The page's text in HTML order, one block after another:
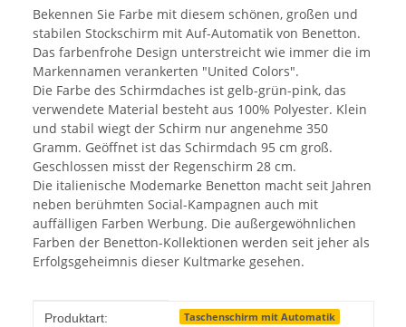
Bekennen Sie Farbe mit diesem schönen, großen und
stabilen Stockschirm mit Auf-Automatik von Benetton.
Das farbenfrohe Design unterstreicht wie immer die im
Markennamen verankerten "United Colors".
Die Farbe des Schirmdaches ist gelb-grün-pink, das
verwendete Material besteht aus 100% Polyester. Klein
und stabil wiegt der Schirm nur angenehme 350
Gramm. Geöffnet ist das Schirmdach 95 cm groß.
Geschlossen misst der Regenschirm 28 cm.
Die italienische Modemarke Benetton macht seit Jahren
neben berühmten Social-Kampagnen auch mit
auffälligen Farben Werbung. Die außergewöhnlichen
Farben der Benetton-Kollektionen werden seit jeher als
Erfolgsgeheimnis dieser Kultmarke gesehen.
Produkteigenschaft
Wert
Produktart: Taschenschirm mit Automatik